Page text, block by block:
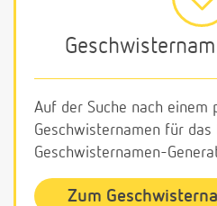
Auf der Suche nach einem
Geschwisternamen für das
Geschwisternamen-
Zum